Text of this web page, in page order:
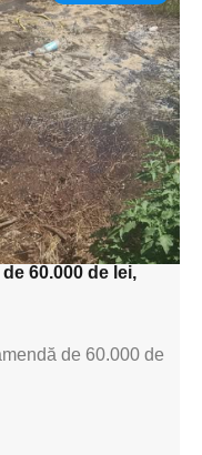
pentru
aici
aici
aici
60.000 de lei,
de 60.000 de